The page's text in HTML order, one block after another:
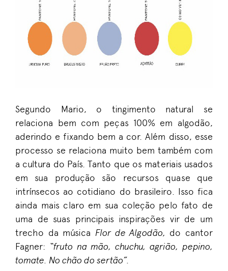
Segundo Mario, o tingimento natural se
relaciona bem com peças 100% em algodão,
aderindo e fixando bem a cor. Além disso, esse
processo se relaciona muito bem também com
a cultura do País. Tanto que os materiais usados
em sua produção são recursos quase que
intrínsecos ao cotidiano do brasileiro. Isso fica
ainda mais claro em sua coleção pelo fato de
uma de suas principais inspirações vir de um
trecho da música Flor de Algodão, do cantor
Fagner: “fruto na mão, chuchu, agrião, pepino,
tomate. No chão do sertão”.